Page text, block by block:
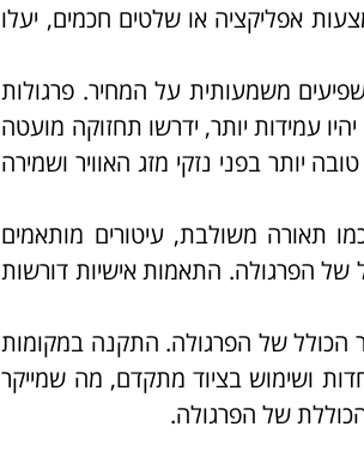
אפליקציה או שלטים חכמים, יעלו
משמעותית על המחיר. פרגולות
יהיו עמידות יותר, ידרשו תחזוקה מועטה
יותר בפני נזקי מזג האוויר ושמירה
תאורה משולבת, עיטורים מותאמים
של הפרגולה. התאמות אישיות דורשות
של הפרגולה. התקנה במקומות
ושימוש בציוד מתקדם, מה שמייקר
של הפרגולה.